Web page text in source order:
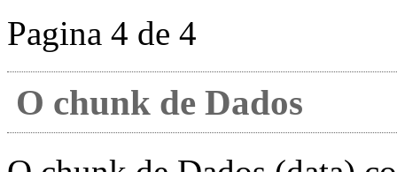
Pagina 4 de 4
O chunk de Dados